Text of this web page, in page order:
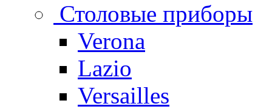
Столовые приборы
Verona
Lazio
Versailles